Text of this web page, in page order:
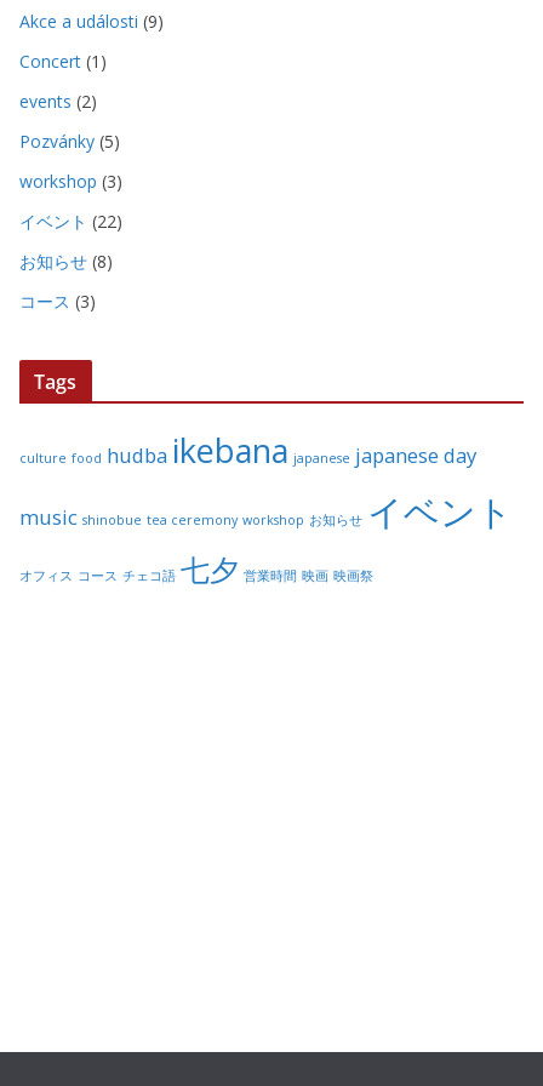
Akce a události (9)
Concert (1)
events (2)
Pozvánky (5)
workshop (3)
イベント (22)
お知らせ (8)
コース (3)
Tags
culture food hudba ikebana japanese japanese day
music shinobue tea ceremony workshop お知らせ イベント
オフィス コース チェコ語 七夕 営業時間 映画 映画祭